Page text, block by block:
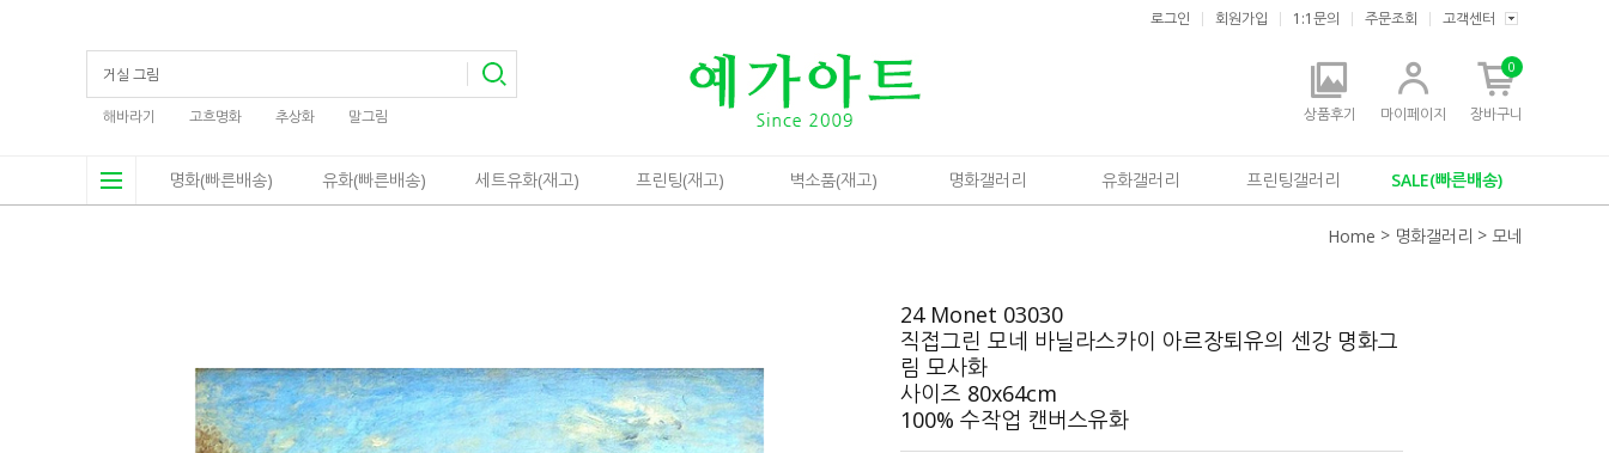
해바라기 고흐명화 추상화 말그림
로그인 회원가입 1:1문의 주문조회 고객센터
상품후기 마이페이지 장바구니
0
명화(빠른배송) 유화(빠른배송) 세트유화(재고) 프린팅(재고) 벽소품(재고) 명화갤러리 유화갤러리 프린팅갤러리 SALE(빠른배송)
Home > 명화갤러리 > 모네
24 Monet 03030
직접그린 모네 바닐라스카이 아르장퇴유의 센강 명화그
림 모사화
사이즈 80x64cm
100% 수작업 캔버스유화